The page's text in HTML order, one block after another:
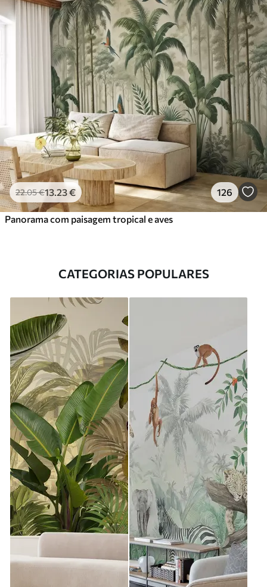
22.05€13 .23€ 126
Panorama com paisagem tropical e aves
CATEGORIAS POPULARES